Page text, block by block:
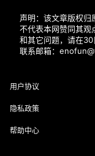
声明：该文章版权归
不代表本网赞同其观
和其它问题，请在30
联系邮箱：
用户协议
隐私政策
帮助中心